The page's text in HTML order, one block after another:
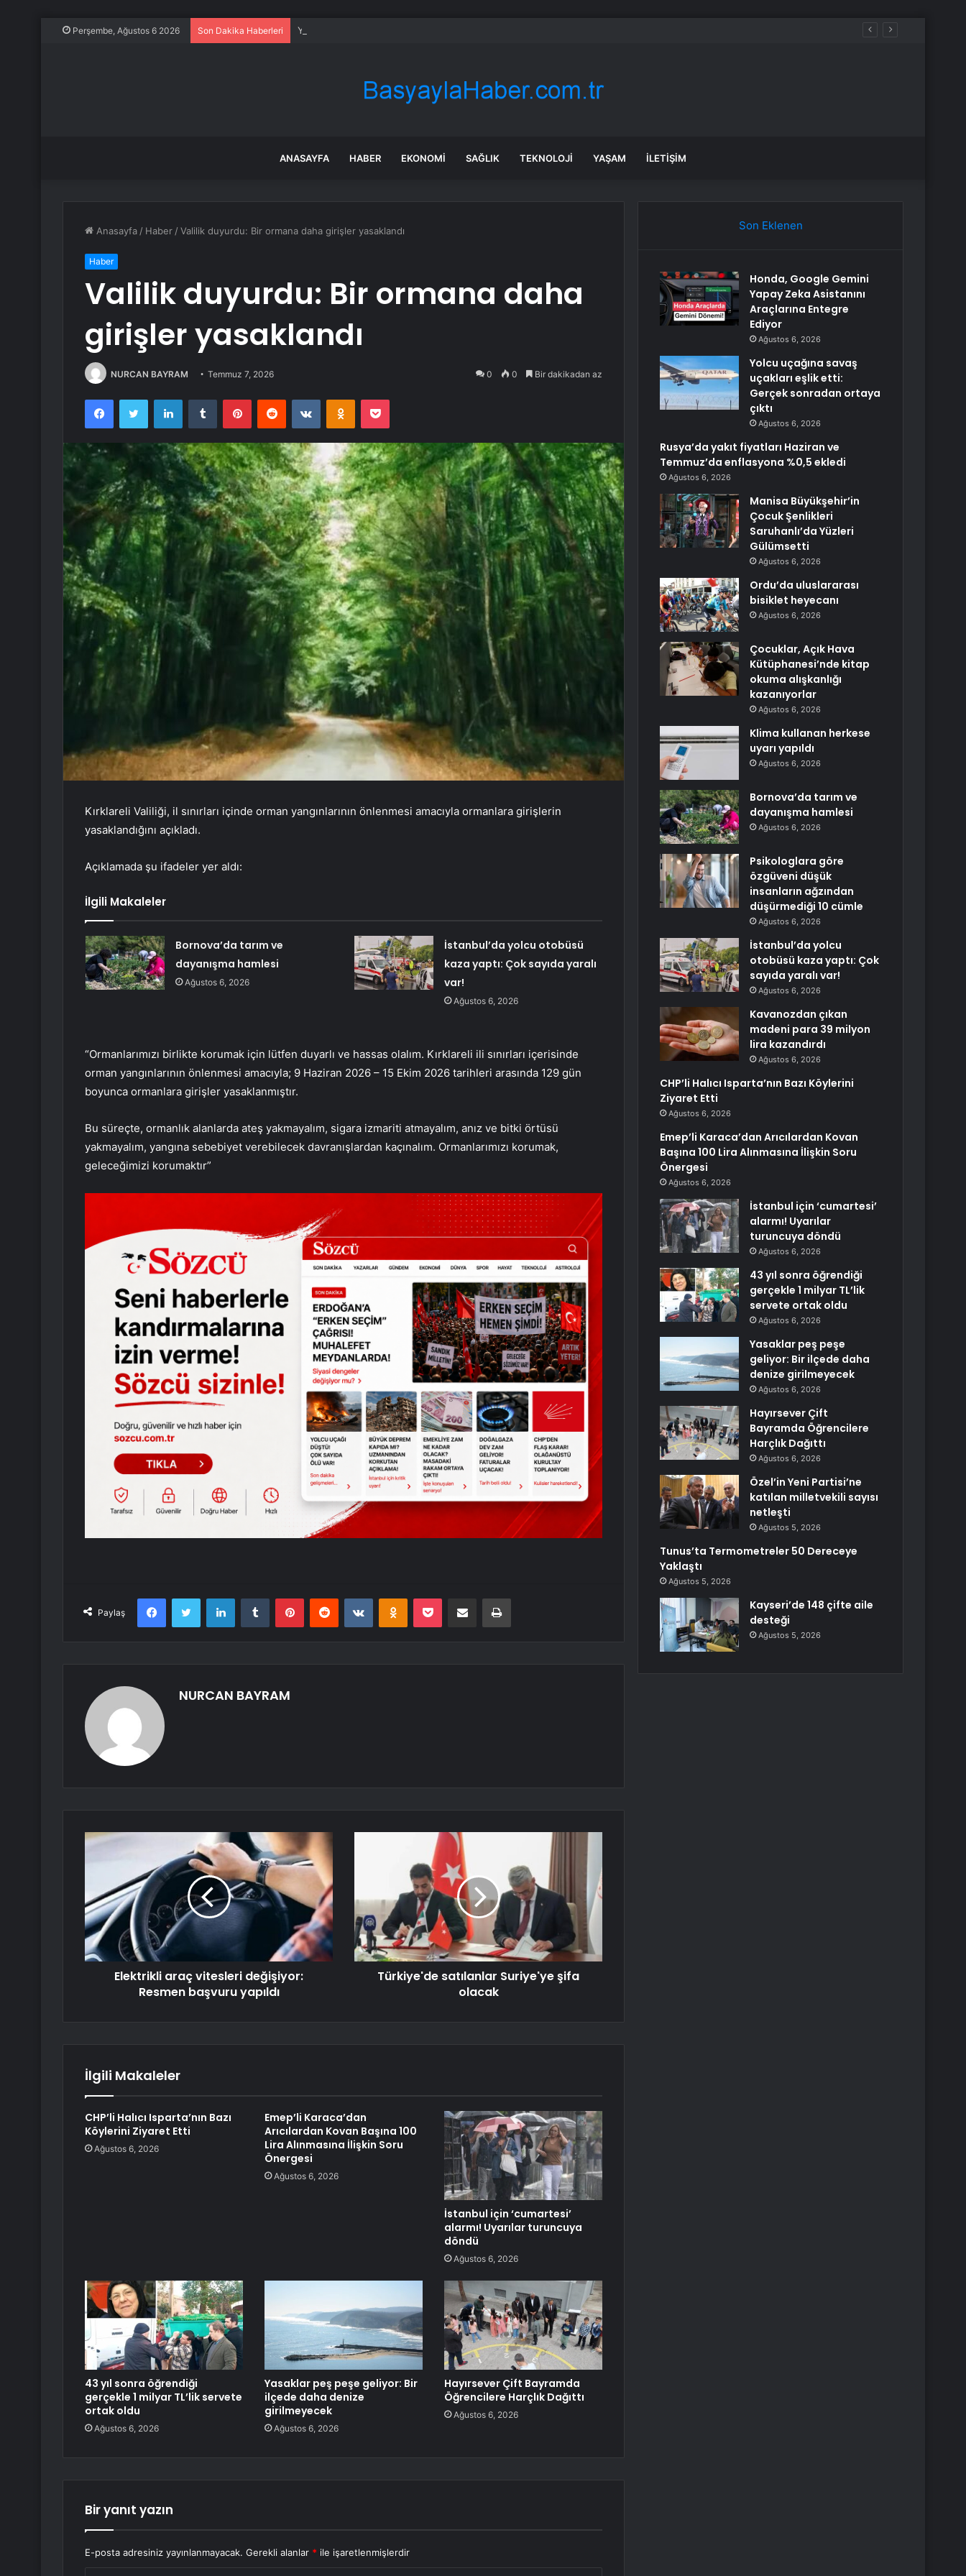
Perşembe, Ağustos 6 2026 Son Dakika Haberleri Yolcu uçağına savaş uçakları eşlik etti: Gerçek sonradan ortaya çıktı
ANASAYFA HABER EKONOMI SAĞLIK TEKNOLOJI YAŞAM İLETIŞIM
Anasayfa / Haber /Valilik duyurdu: Bir ormana daha girişler yasaklandı
Haber
Valilik duyurdu: Bir ormana daha
girişler yasaklandı
NURCAN BAYRAM Temmuz 7, 2026 0 0 Bir dakikadan az
FacebookTwitter LinkedInTumblr PinterestReddit VKontakteOdnoklassniki
Pocket
Kırklareli Valiliği, il sınırları içinde orman yangınlarının önlenmesi amacıyla ormanlara girişlerin
yasaklandığını açıkladı.
Açıklamada şu ifadeler yer aldı:
İlgili Makaleler
Bornova’da tarım ve
dayanışma hamlesi
Ağustos 6, 2026
İstanbul’da yolcu otobüsü
kaza yaptı: Çok sayıda yaralı
var!
Ağustos 6, 2026
“Ormanlarımızı birlikte korumak için lütfen duyarlı ve hassas olalım. Kırklareli ili sınırları içerisinde
orman yangınlarının önlenmesi amacıyla; 9 Haziran 2026 – 15 Ekim 2026 tarihleri arasında 129 gün
boyunca ormanlara girişler yasaklanmıştır.
Bu süreçte, ormanlık alanlarda ateş yakmayalım, sigara izmariti atmayalım, anız ve bitki örtüsü
yakmayalım, yangına sebebiyet verebilecek davranışlardan kaçınalım. Ormanlarımızı korumak,
geleceğimizi korumaktır”
Paylaş
FacebookTwitter LinkedInTumblr PinterestReddit VKontakteOdnoklassniki
Pocket E-Posta ile paylaş Yazdır
NURCAN BAYRAM
Elektrikli araç vitesleri değişiyor:
Resmen başvuru yapıldı
Türkiye'de satılanlar Suriye'ye şifa
olacak
İlgili Makaleler
CHP’li Halıcı Isparta’nın Bazı
Köylerini Ziyaret Etti
Ağustos 6, 2026
Emep’li Karaca’dan
Arıcılardan Kovan Başına 100
Lira Alınmasına İlişkin Soru
Önergesi
Ağustos 6, 2026
İstanbul için ‘cumartesi’
alarmı! Uyarılar turuncuya
döndü
Ağustos 6, 2026
43 yıl sonra öğrendiği
gerçekle 1 milyar TL’lik servete
ortak oldu
Ağustos 6, 2026
Yasaklar peş peşe geliyor: Bir
ilçede daha denize
girilmeyecek
Ağustos 6, 2026
Hayırsever Çift Bayramda
Öğrencilere Harçlık Dağıttı
Ağustos 6, 2026
Bir yanıt yazın
E-posta adresiniz yayınlanmayacak. Gerekli alanlar * ile işaretlenmişlerdir
Son Eklenen
Honda, Google Gemini
Yapay Zeka Asistanını
Araçlarına Entegre
Ediyor
Ağustos 6, 2026
Yolcu uçağına savaş
uçakları eşlik etti:
Gerçek sonradan ortaya
çıktı
Ağustos 6, 2026
Rusya’da yakıt fiyatları Haziran ve
Temmuz’da enflasyona %0,5 ekledi
Ağustos 6, 2026
Manisa Büyükşehir’in
Çocuk Şenlikleri
Saruhanlı’da Yüzleri
Gülümsetti
Ağustos 6, 2026
Ordu’da uluslararası
bisiklet heyecanı
Ağustos 6, 2026
Çocuklar, Açık Hava
Kütüphanesi’nde kitap
okuma alışkanlığı
kazanıyorlar
Ağustos 6, 2026
Klima kullanan herkese
uyarı yapıldı
Ağustos 6, 2026
Bornova’da tarım ve
dayanışma hamlesi
Ağustos 6, 2026
Psikologlara göre
özgüveni düşük
insanların ağzından
düşürmediği 10 cümle
Ağustos 6, 2026
İstanbul’da yolcu
otobüsü kaza yaptı: Çok
sayıda yaralı var!
Ağustos 6, 2026
Kavanozdan çıkan
madeni para 39 milyon
lira kazandırdı
Ağustos 6, 2026
CHP’li Halıcı Isparta’nın Bazı Köylerini
Ziyaret Etti
Ağustos 6, 2026
Emep’li Karaca’dan Arıcılardan Kovan
Başına 100 Lira Alınmasına İlişkin Soru
Önergesi
Ağustos 6, 2026
İstanbul için ‘cumartesi’
alarmı! Uyarılar
turuncuya döndü
Ağustos 6, 2026
43 yıl sonra öğrendiği
gerçekle 1 milyar TL’lik
servete ortak oldu
Ağustos 6, 2026
Yasaklar peş peşe
geliyor: Bir ilçede daha
denize girilmeyecek
Ağustos 6, 2026
Hayırsever Çift
Bayramda Öğrencilere
Harçlık Dağıttı
Ağustos 6, 2026
Özel’in Yeni Partisi’ne
katılan milletvekili sayısı
netleşti
Ağustos 5, 2026
Tunus’ta Termometreler 50 Dereceye
Yaklaştı
Ağustos 5, 2026
Kayseri’de 148 çifte aile
desteği
Ağustos 5, 2026